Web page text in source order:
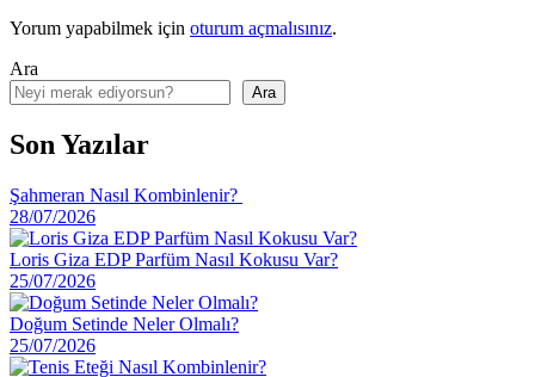
Nelerdir?"
Yorum yapabilmek için oturum açmalısınız.
Ara
Ara
Son Yazılar
Şahmeran Nasıl Kombinlenir?
28/07/2026
Loris Giza EDP Parfüm Nasıl Kokusu Var?
25/07/2026
Doğum Setinde Neler Olmalı?
25/07/2026